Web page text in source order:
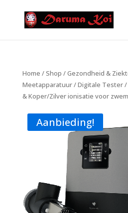
Home /Shop /Gezondheid &
Meetapparatuur/Digitale Tester/
& Koper/Zilver ionisatie voor
Aanbieding!